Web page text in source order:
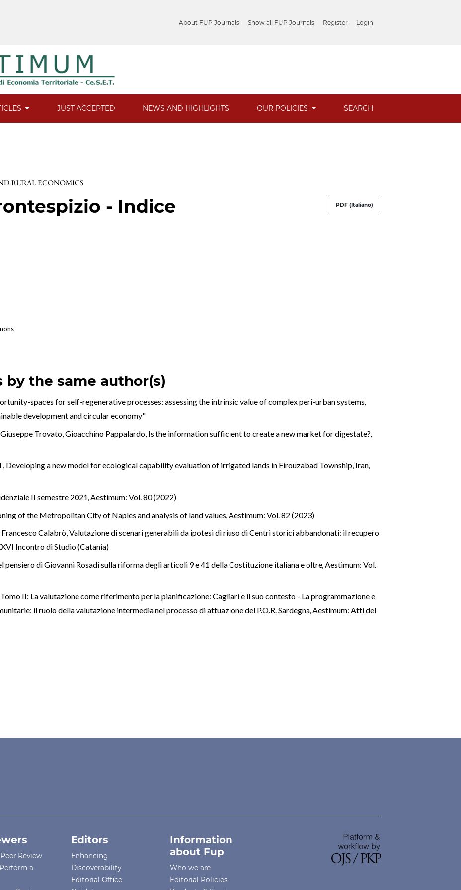
About FUP Journals Show all FUP Journals Register Login
JUST ACCEPTED NEWS AND HIGHLIGHTS OUR POLICIES SEARCH
RURAL ECONOMICS
- Indice PDF (Italiano)
by the same author(s)
spaces for self-regenerative processes: assessing the intrinsic value of complex peri-urban systems,
development and circular economy"
Trovato, Gioacchino Pappalardo, Is the information sufficient to create a new market for digestate?,
, Developing a new model for ecological capability evaluation of irrigated lands in Firouzabad Township, Iran,
II semestre 2021,Aestimum: Vol. 80 (2022)
of the Metropolitan City of Naples and analysis of land values,Aestimum: Vol. 82 (2023)
Francesco Calabrò,Valutazione di scenari generabili da ipotesi di riuso di Centri storici abbandonati: il recupero
Incontro di Studio (Catania)
pensiero di Giovanni Rosadi sulla riforma degli articoli 9 e 41 della Costituzione italiana e oltre,Aestimum: Vol.
Tomo II: La valutazione come riferimento per la pianificazione: Cagliari e il suo contesto - La programmazione e
il ruolo della valutazione intermedia nel processo di attuazione del P.O.R. Sardegna,Aestimum: Atti del
Review
a
Editors
Enhancing
Discoverability
Editorial Office
Information
about Fup
Who we are
Editorial Policies